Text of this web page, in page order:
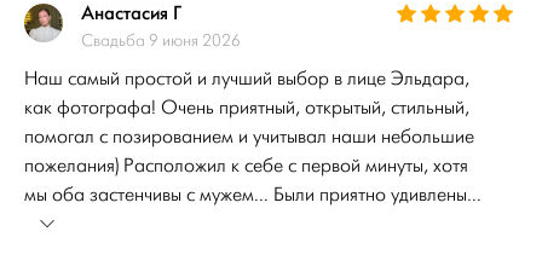
Анастасия Г
Свадьба 9 июня 2026
Наш самый простой и лучший выбор в лице Эльдара,
как фотографа! Очень приятный, открытый, стильный,
помогал с позированием и учитывал наши небольшие
пожелания) Расположил к себе с первой минуты, хотя
мы оба застенчивы с мужем... Были приятно удивлены...